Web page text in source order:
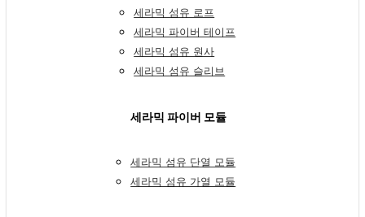
세라믹 섬유 로프
세라믹 파이버 테이프
세라믹 섬유 원사
세라믹 섬유 슬리브
세라믹 파이버 모듈
세라믹 섬유 단열 모듈
세라믹 섬유 가열 모듈